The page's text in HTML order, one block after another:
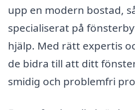
upp en modern bostad,
specialiserat på
hjälp. Med rätt expertis
de bidra till att ditt
smidig och problemfri